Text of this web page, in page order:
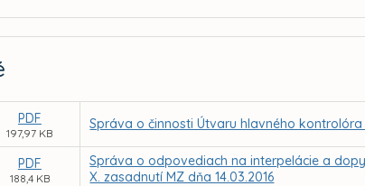
PDF
197,97 KB
Správa o činnosti Útvaru hlavného
PDF
188,4 KB
Správa o odpovediach na interpelácie a
X. zasadnutí MZ dňa 14.03.2016